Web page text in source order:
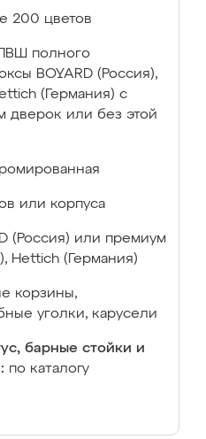
200 цветов
ПВШ полного
BOYARD (Россия),
(Германия) с
дверок или без этой
или корпуса
(Россия) или премиум
Hettich (Германия)
корзины,
уголки, карусели
барные стойки и
по каталогу